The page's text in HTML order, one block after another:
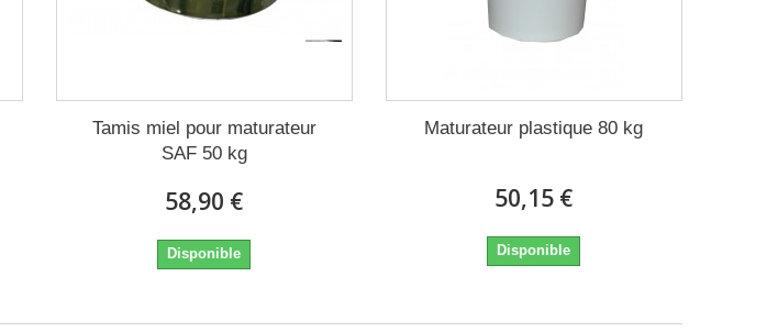
Tamis miel pour maturateur
SAF 50 kg
58,90 €
Disponible
Maturateur plastique 80 kg
50,15 €
Disponible